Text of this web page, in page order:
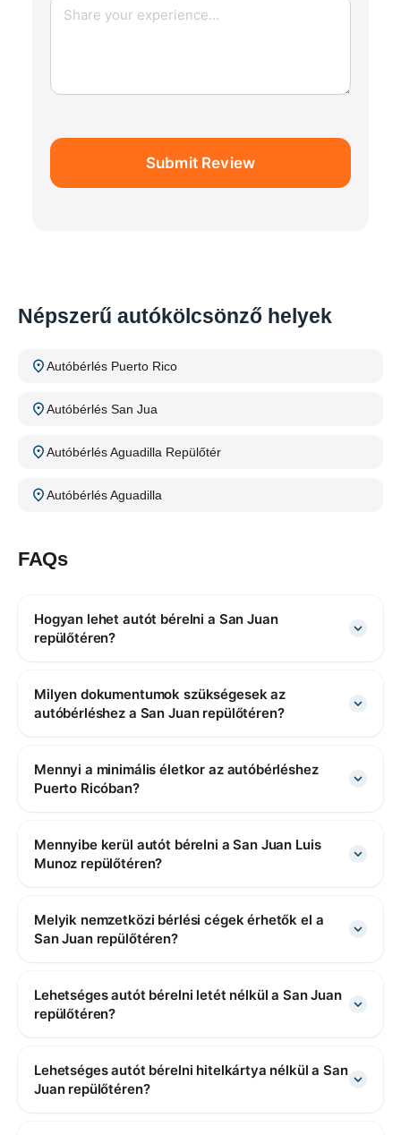
Submit Review
Népszerű autókölcsönző helyek
Autóbérlés Puerto Rico
Autóbérlés San Jua
Autóbérlés Aguadilla Repülőtér
Autóbérlés Aguadilla
FAQs
Hogyan lehet autót bérelni a San Juan
repülőtéren?
Milyen dokumentumok szükségesek az
autóbérléshez a San Juan repülőtéren?
Mennyi a minimális életkor az autóbérléshez
Puerto Ricóban?
Mennyibe kerül autót bérelni a San Juan Luis
Munoz repülőtéren?
Melyik nemzetközi bérlési cégek érhetők el a
San Juan repülőtéren?
Lehetséges autót bérelni letét nélkül a San Juan
repülőtéren?
Lehetséges autót bérelni hitelkártya nélkül a San
Juan repülőtéren?